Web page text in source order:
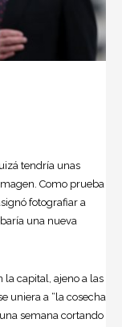
tendría unas
Como prueba
fotografiar a
una nueva
la capital, ajeno a las
uniera a “la cosecha
semana cortando